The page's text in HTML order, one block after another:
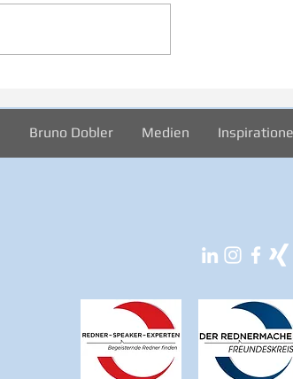
Bruno Dobler Medien